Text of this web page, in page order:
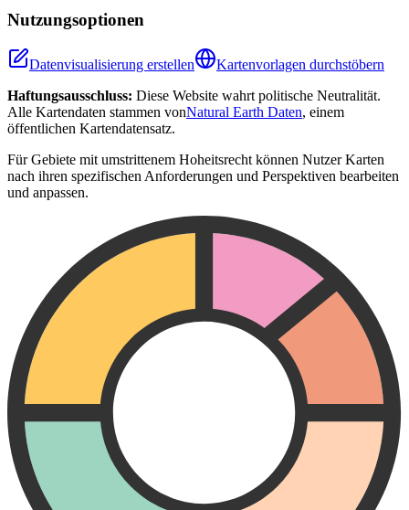
Nutzungsoptionen
Datenvisualisierung erstellen
Kartenvorlagen durchstöbern
Haftungsausschluss: Diese Website wahrt politische Neutralität.
Alle Kartendaten stammen vonNatural Earth Daten, einem
öffentlichen Kartendatensatz.
Für Gebiete mit umstrittenem Hoheitsrecht können Nutzer Karten
nach ihren spezifischen Anforderungen und Perspektiven bearbeiten
und anpassen.